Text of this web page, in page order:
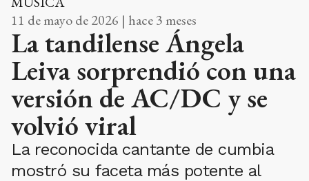
11 de mayo de 2026 | hace 3 meses
La tandilense Ángela
Leiva sorprendió con una
versión de AC/DC y se
volvió viral
La reconocida cantante de cumbia
mostró su faceta más potente al